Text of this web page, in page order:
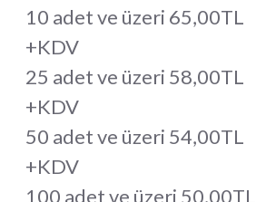
10 adet ve üzeri 65,00TL
+KDV
25 adet ve üzeri 58,00TL
+KDV
50 adet ve üzeri 54,00TL
+KDV
100 adet ve üzeri 50,00TL